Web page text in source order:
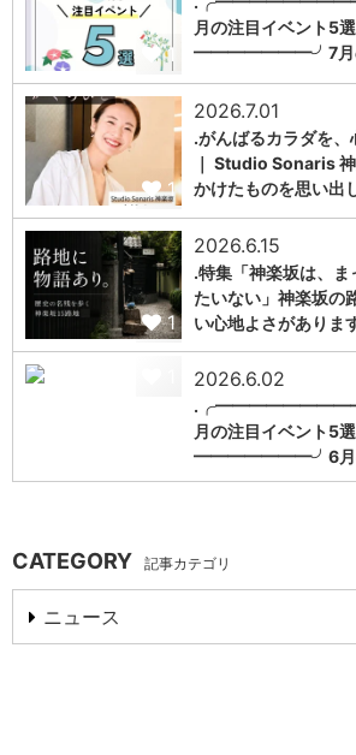
1
月の注目イベン
━━━━━━━╯7月の
1
2026.7.01
.がんばるカラダを、
｜ Studio Sonaris
かけたものを思い出
1
2026.6.15
.特集「神楽坂は、
たいない」神楽坂の
い心地よさがありま
2026.6.02
月の注目イベン
━━━━━━━╯6月の
CATEGORY 記事カテゴリ
ニュース